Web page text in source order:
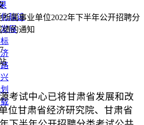
建设
展
属事业单位2022年下半年公开招聘分
的通知
试中心已将甘肃省发展和改
位甘肃省经济研究院、甘肃省